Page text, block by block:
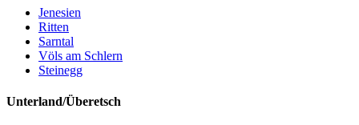
Jenesien
Ritten
Sarntal
Völs am Schlern
Steinegg
Unterland/Überetsch